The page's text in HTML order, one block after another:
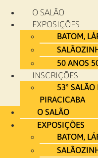
para
conteúdo
O SALÃO
EXPOSIÇÕES
BATOM,
50 ANOS
INSCRIÇÕES
53º
PIRACICABA
O SALÃO
EXPOSIÇÕES
BATOM,